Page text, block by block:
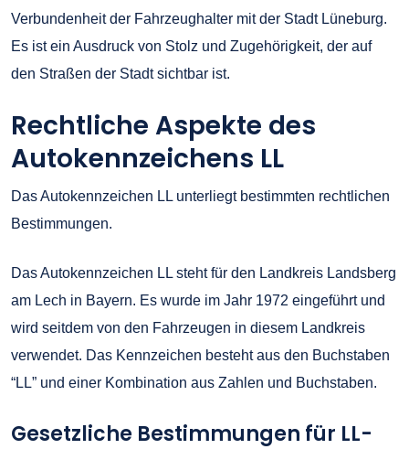
Verbundenheit der Fahrzeughalter mit der Stadt Lüneburg.
Es ist ein Ausdruck von Stolz und Zugehörigkeit, der auf
den Straßen der Stadt sichtbar ist.
Rechtliche Aspekte des
Autokennzeichens LL
Das Autokennzeichen LL unterliegt bestimmten rechtlichen
Bestimmungen.
Das Autokennzeichen LL steht für den Landkreis Landsberg
am Lech in Bayern. Es wurde im Jahr 1972 eingeführt und
wird seitdem von den Fahrzeugen in diesem Landkreis
verwendet. Das Kennzeichen besteht aus den Buchstaben
“LL” und einer Kombination aus Zahlen und Buchstaben.
Gesetzliche Bestimmungen für LL-